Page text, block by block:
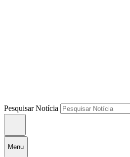
Pesquisar Notícia
Menu